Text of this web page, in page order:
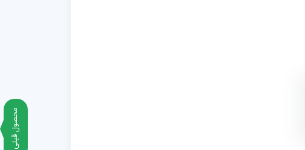
محصول قبلی